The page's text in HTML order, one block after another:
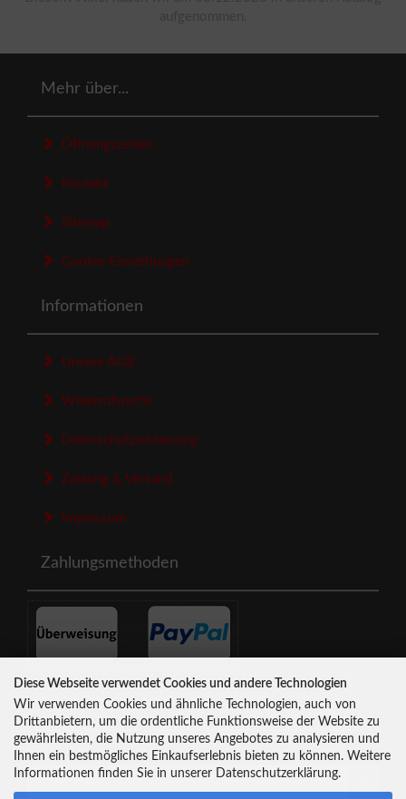
Mehr über...
Öffnungszeiten
Kontakt
Sitemap
Cookie Einstellungen
Informationen
Unsere AGB
Widerrufsrecht
Datenschutzerklaerung
Zahlung & Versand
Impressum
Zahlungsmethoden
Newsletter-Anmeldung
E-Mail-Adresse:
Diese Webseite verwendet Cookies und andere Technologien
Wir verwenden Cookies und ähnliche Technologien, auch von
Drittanbietern, um die ordentliche Funktionsweise der Website zu
gewährleisten, die Nutzung unseres Angebotes zu analysieren und
Ihnen ein bestmögliches Einkaufserlebnis bieten zu können. Weitere
Informationen finden Sie in unserer Datenschutzerklärung.